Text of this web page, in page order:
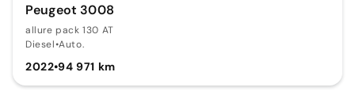
Peugeot 3008
allure pack 130 AT
Diesel•Auto.
2022•94 971 km